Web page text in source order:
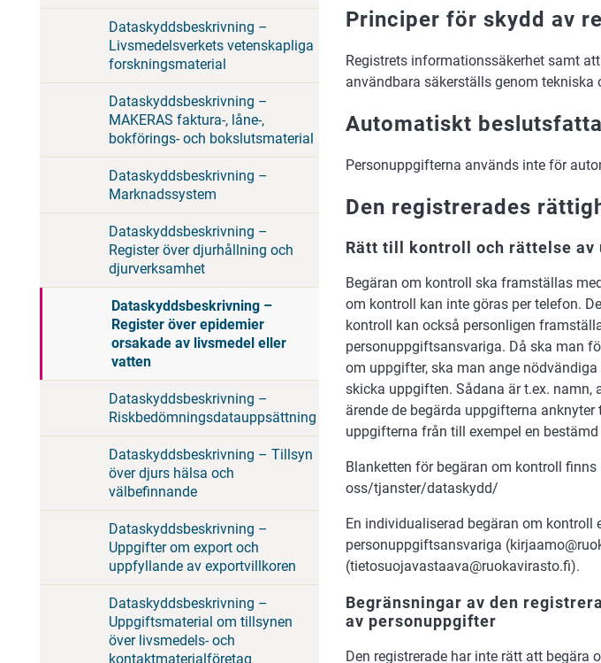
Dataskyddsbeskrivning –
Livsmedelsverkets vetenskapliga
forskningsmaterial
Dataskyddsbeskrivning –
MAKERAS faktura-, låne-,
bokförings- och bokslutsmaterial
Dataskyddsbeskrivning –
Marknadssystem
Dataskyddsbeskrivning –
Register över djurhållning och
djurverksamhet
Dataskyddsbeskrivning –
Register över epidemier
orsakade av livsmedel eller
vatten
Dataskyddsbeskrivning –
Riskbedömningsdatauppsättning
Dataskyddsbeskrivning – Tillsyn
över djurs hälsa och
välbefinnande
Dataskyddsbeskrivning –
Uppgifter om export och
uppfyllande av exportvillkoren
Dataskyddsbeskrivning –
Uppgiftsmaterial om tillsynen
över livsmedels- och
kontaktmaterialföretag
Principer för skydd av
Registrets informationssäkerhet samt
användbara säkerställs genom tekniska
Automatiskt
Personuppgifterna används inte för
Den registrerades
Rätt till kontroll och rättelse av
Begäran om kontroll ska framställas
om kontroll kan inte göras per telefon.
kontroll kan också personligen
personuppgiftsansvariga. Då ska man
om uppgifter, ska man ange
skicka uppgiften. Sådana är t.ex. namn,
ärende de begärda uppgifterna
uppgifterna från till exempel en
Blanketten för begäran om kontroll
oss/tjanster/dataskydd/
En individualiserad begäran om kontroll
personuppgiftsansvariga
(tietosuojavastaava@ruokavirasto.fi).
Begränsningar av den
av personuppgifter
Den registrerade har inte rätt att begära